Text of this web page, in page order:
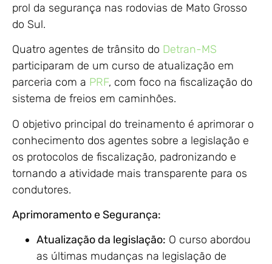
prol da segurança nas rodovias de Mato Grosso
do Sul.
Quatro agentes de trânsito do Detran-MS
participaram de um curso de atualização em
parceria com a PRF, com foco na fiscalização do
sistema de freios em caminhões.
O objetivo principal do treinamento é aprimorar o
conhecimento dos agentes sobre a legislação e
os protocolos de fiscalização, padronizando e
tornando a atividade mais transparente para os
condutores.
Aprimoramento e Segurança:
Atualização da legislação: O curso abordou
as últimas mudanças na legislação de